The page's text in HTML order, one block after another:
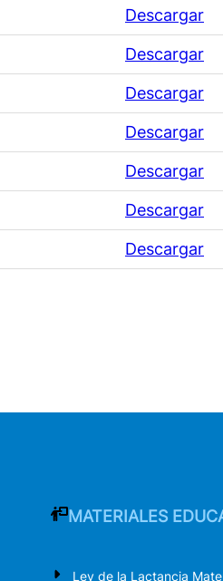
Descargar
Descargar
Descargar
Descargar
Descargar
Descargar
Descargar
MATERIALES
Ley de la Lactancia